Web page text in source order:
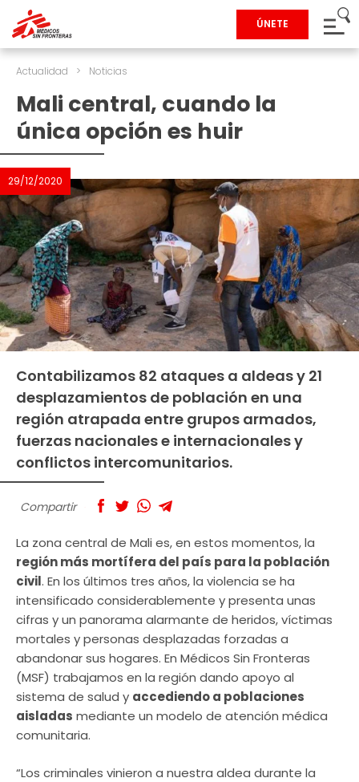
ÚNETE
Actualidad > Noticias
Mali central, cuando la
única opción es huir
29/12/2020
Contabilizamos 82 ataques a aldeas y 21
desplazamientos de población en una
región atrapada entre grupos armados,
fuerzas nacionales e internacionales y
conflictos intercomunitarios.
Compartir
La zona central de Mali es, en estos momentos, la
región más mortífera del país para la población
civil. En los últimos tres años, la violencia se ha
intensificado considerablemente y presenta unas
cifras y un panorama alarmante de heridos, víctimas
mortales y personas desplazadas forzadas a
abandonar sus hogares. En Médicos Sin Fronteras
(MSF) trabajamos en la región dando apoyo al
sistema de salud y accediendo a poblaciones
aisladas mediante un modelo de atención médica
comunitaria.
“Los criminales vinieron a nuestra aldea durante la